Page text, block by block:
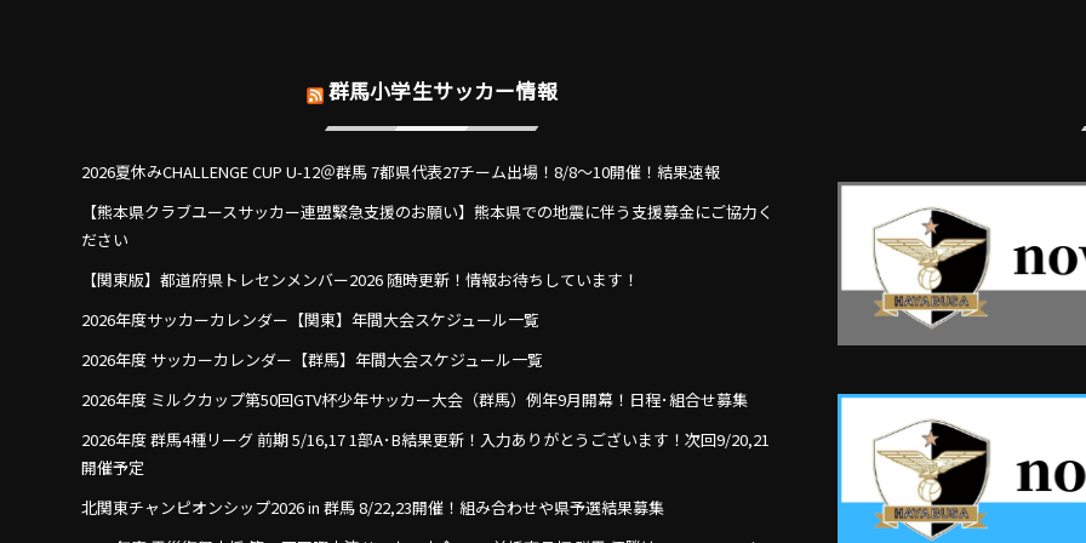
群馬小学生サッカー情報
2026夏休みCHALLENGE CUP U-12＠群馬 7都県代表27チーム出場！8/8～10開催！結果速報
【熊本県クラブユースサッカー連盟緊急支援のお願い】熊本県での地震に伴う支援募金にご協力く
ださい
【関東版】都道府県トレセンメンバー2026 随時更新！情報お待ちしています！
2026年度サッカーカレンダー【関東】年間大会スケジュール一覧
2026年度 サッカーカレンダー【群馬】年間大会スケジュール一覧
2026年度 ミルクカップ第50回GTV杯少年サッカー大会（群馬）例年9月開幕！日程･組合せ募集
2026年度 群馬4種リーグ 前期 5/16,17 1部A･B結果更新！入力ありがとうございます！次回9/20,21
開催予定
北関東チャンピオンシップ2026 in 群馬 8/22,23開催！組み合わせや県予選結果募集